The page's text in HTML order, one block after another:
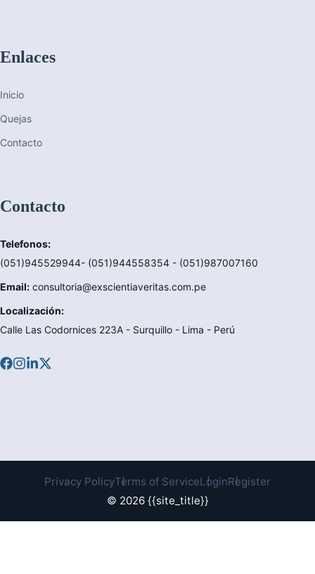
Enlaces
Inicio
Quejas
Contacto
Contacto
Telefonos:
(051)945529944- (051)944558354 - (051)987007160
Email: consultoria@exscientiaveritas.com.pe
Localización:
Calle Las Codornices 223A - Surquillo - Lima - Perú
© 2026 {{site_title}}
Privacy PolicyTerms of ServiceLoginRegister